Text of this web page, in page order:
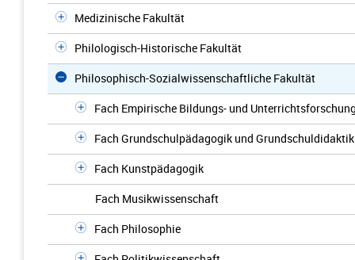
Medizinische Fakultät
Philologisch-Historische Fakultät
Philosophisch-Sozialwissenschaftliche Fakultät
Fach Empirische Bildungs- und
Fach Grundschulpädagogik und Grundschuldidaktik
Fach Kunstpädagogik
Fach Musikwissenschaft
Fach Philosophie